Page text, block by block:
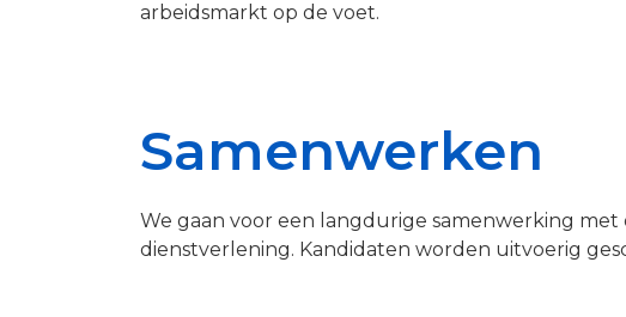
arbeidsmarkt op de voet.
Samenwerken
We gaan voor een langdurige samenwerking
dienstverlening. Kandidaten worden uitvoerig